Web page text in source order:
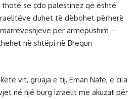
thotë se çdo palestinez që është
duhet të dëbohet përherë
për armëpushim –
në shtëpi në Bregun
vit, gruaja e tij, Eman Nafe, e cila
në një burg izraelit me akuzat për